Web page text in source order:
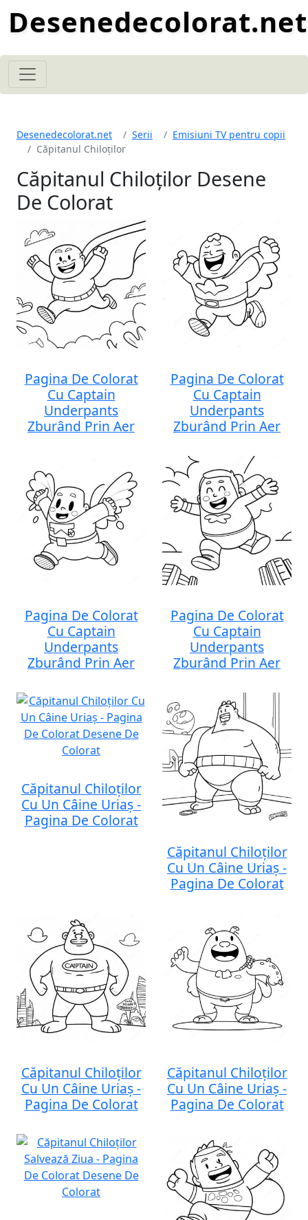
Desenedecolorat.net
Desenedecolorat.net Serii
Emisiuni TV pentru copii
Căpitanul Chiloților
Căpitanul Chiloților Desene
De Colorat
Pagina De Colorat
Cu Captain
Underpants
Zburând Prin Aer
Pagina De Colorat
Cu Captain
Underpants
Zburând Prin Aer
Pagina De Colorat
Cu Captain
Underpants
Zburând Prin Aer
Pagina De Colorat
Cu Captain
Underpants
Zburând Prin Aer
Căpitanul Chiloților
Cu Un Câine Uriaș -
Pagina De Colorat
Căpitanul Chiloților
Cu Un Câine Uriaș -
Pagina De Colorat
Căpitanul Chiloților
Cu Un Câine Uriaș -
Pagina De Colorat
Căpitanul Chiloților
Cu Un Câine Uriaș -
Pagina De Colorat